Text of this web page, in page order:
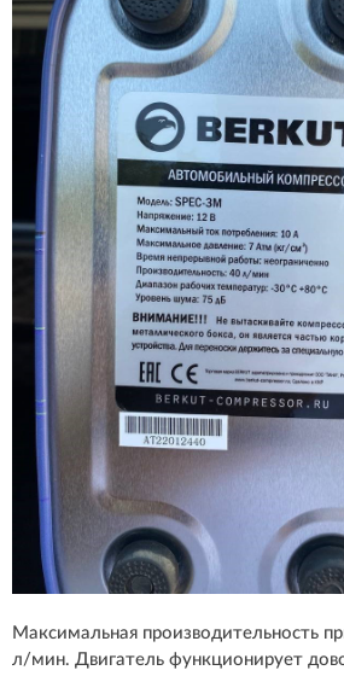
Максимальная производительность
л/мин. Двигатель функционирует